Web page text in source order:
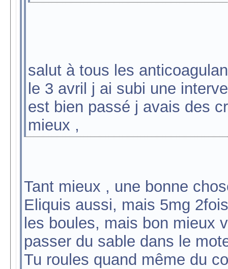
salut à tous les
le 3 avril j ai subi une
est bien passé j avais des
mieux ,
Tant mieux , une bonne
Eliquis aussi, mais 5mg
les boules, mais bon mieux
passer du sable dans le
Tu roules quand même du